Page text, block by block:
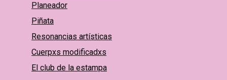
Planeador
Piñata
Resonancias artísticas
Cuerpxs modificadxs
El club de la estampa